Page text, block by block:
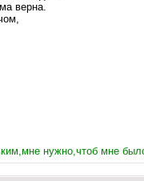
верна.
нужно,чтоб мне